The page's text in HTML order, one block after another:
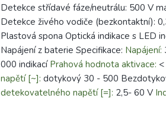
Detekce střídavé fáze/neutrálu: 500 V
Detekce živého vodiče (bezkontaktní):
Plastová spona Optická indikace s LED
Napájení z baterie Specifikace: Napájení:
000 indikací Prahová hodnota aktivace:
napětí [~]: dotykový 30 - 500
detekovatelného napětí [=]: 2,5- 60 V